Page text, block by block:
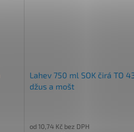
Lahev 750 ml SOK čirá TO
džus a mošt
od 10,74 Kč bez DPH